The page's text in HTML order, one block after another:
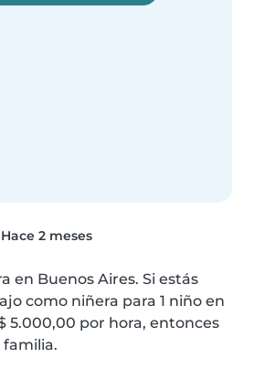
Hace 2 meses
en Buenos Aires. Si estás
como niñera para 1 niño en
5.000,00 por hora, entonces